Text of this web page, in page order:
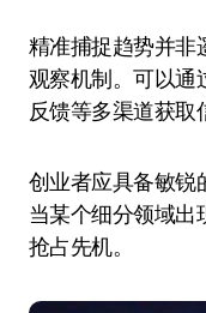
精准捕捉趋势并非
观察机制。可以通
反馈等多渠道获取
创业者应具备敏锐
当某个细分领域出
抢占先机。